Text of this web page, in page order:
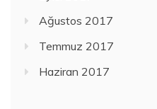
Ağustos 2017
Temmuz 2017
Haziran 2017